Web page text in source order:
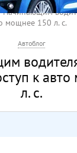
Начинающим
мощнее 150 л. с.
Автоблог
к
л. с.